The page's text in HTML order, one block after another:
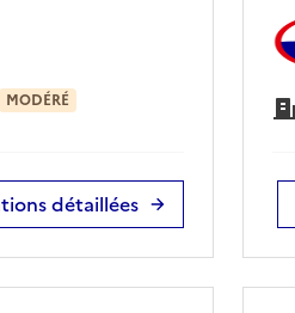
MODÉRÉ
détaillées